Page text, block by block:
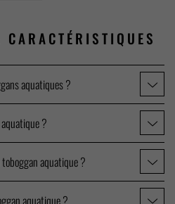
CARACTÉRISTIQUES
aquatiques ?
?
aquatique ?
aquatique ?